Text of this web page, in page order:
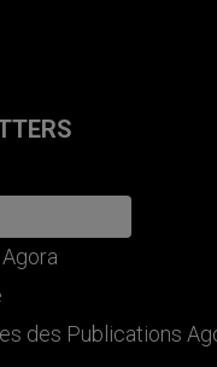
des Publications